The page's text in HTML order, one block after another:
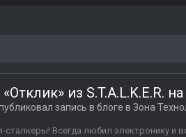
из S.T.A.L.K.E.R.
запись в блоге в Зона
сталкеры! Всегда любил электронику и